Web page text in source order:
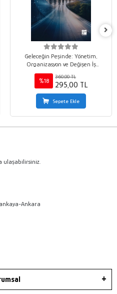
Geleceğin Peşinde: Yönetim,
Organizasyon ve Değişen İş
Dünyası
%18
360,00 TL
295,00 TL
Sepete Ekle
ulaşabilirsiniz.
Ankara